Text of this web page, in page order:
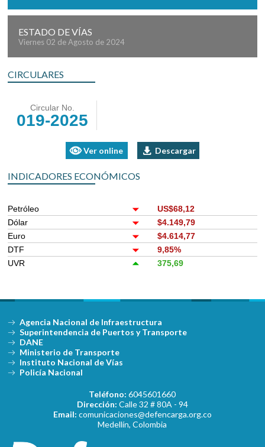
ESTADO DE VÍAS
Viernes 02 de Agosto de 2024
CIRCULARES
Circular No.
019-2025
Ver online Descargar
INDICADORES ECONÓMICOS
Petróleo
US$68,12
Dólar
$4.149,79
Euro
$4.614,77
DTF
9,85%
UVR
375,69
Agencia Nacional de Infraestructura
Superintendencia de Puertos y Transporte
DANE
Ministerio de Transporte
Instituto Nacional de Vías
Policía Nacional
Teléfono: 6045601660
Dirección: Calle 32 # 80A - 94
Email: comunicaciones@defencarga.org.co
Medellín, Colombia